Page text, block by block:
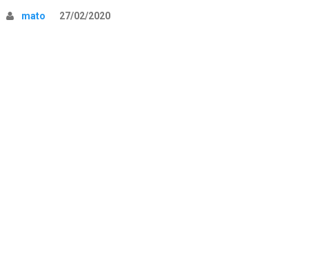
mato 27/02/2020